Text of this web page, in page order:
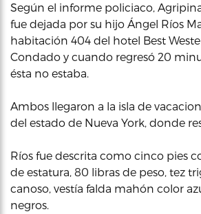
Según el informe policiaco,
fue dejada por su hijo Ángel Ríos
habitación 404 del hotel Best
Condado y cuando regresó 20
ésta no estaba.
Ambos llegaron a la isla de
del estado de Nueva York, donde
Ríos fue descrita como cinco pies
de estatura, 80 libras de peso, tez
canoso, vestía falda mahón color
negros.